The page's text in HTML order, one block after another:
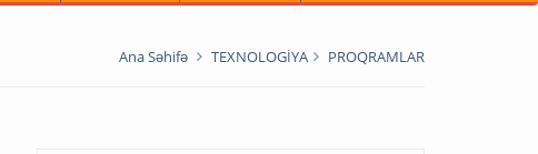
Ana Səhifə TEXNOLOGİYA PROQRAMLAR